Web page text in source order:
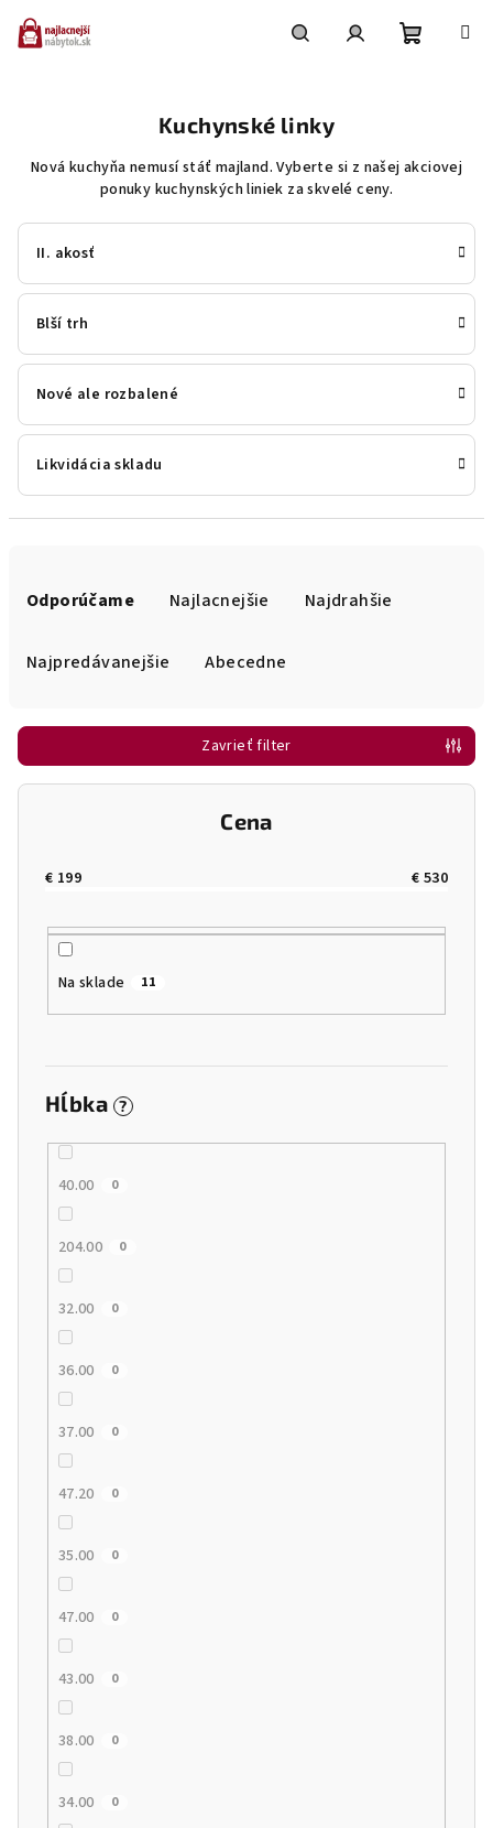
obsah
Kuchynské linky
Nová kuchyňa nemusí stáť majland. Vyberte si z našej akciovej
ponuky kuchynských liniek za skvelé ceny.
II. akosť
Blší trh
Nové ale rozbalené
Likvidácia skladu
e
p
Odporúčame Najlacnejšie Najdrahšie
Najpredávanejšie Abecedne
Zavrieť filter
Cena
€ 199 € 530
Na sklade 11
Hĺbka ?
40.00 0
204.00 0
32.00 0
36.00 0
37.00 0
47.20 0
35.00 0
47.00 0
43.00 0
38.00 0
34.00 0